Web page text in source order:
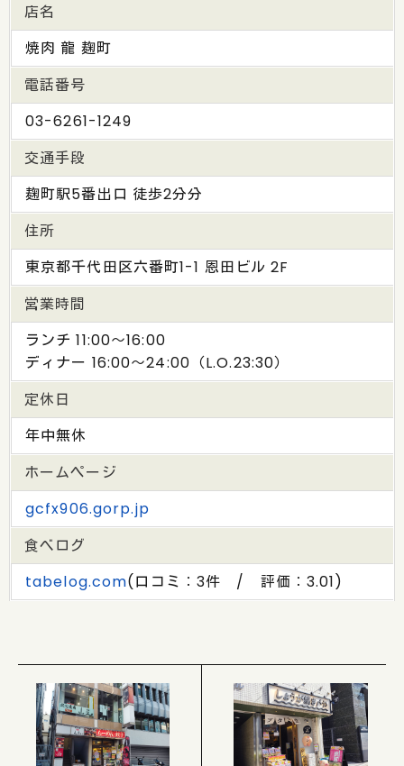
店名
焼肉 龍 麹町
電話番号
03-6261-1249
交通手段
麹町駅5番出口 徒歩2分分
住所
東京都千代田区六番町1-1 恩田ビル 2F
営業時間
ランチ 11:00～16:00
ディナー 16:00～24:00（L.O.23:30）
定休日
年中無休
ホームページ
gcfx906.gorp.jp
食べログ
tabelog.com(口コミ：3件 / 評価：3.01)